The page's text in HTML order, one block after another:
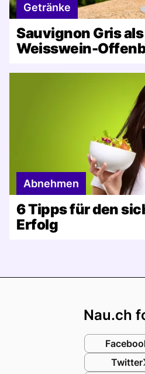
Getränke
Sauvignon Gris
Weisswein-
Abnehmen
6 Tipps für den
Erfolg
Nau.ch
Twitter